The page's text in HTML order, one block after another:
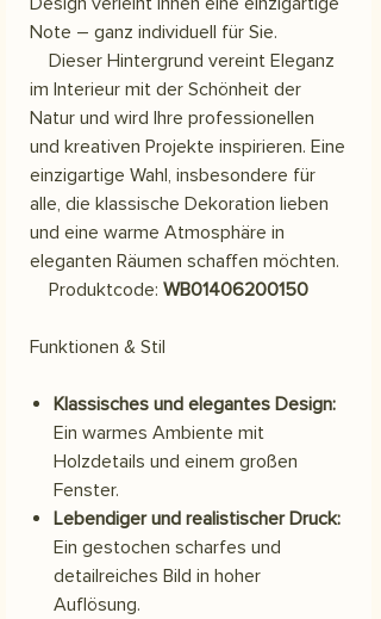
Note – ganz individuell für Sie.
Dieser Hintergrund vereint Eleganz
im Interieur mit der Schönheit der
Natur und wird Ihre professionellen
und kreativen Projekte inspirieren. Eine
einzigartige Wahl, insbesondere für
alle, die klassische Dekoration lieben
und eine warme Atmosphäre in
eleganten Räumen schaffen möchten.
Produktcode: WB01406200150
Funktionen & Stil
Klassisches und elegantes Design:
Ein warmes Ambiente mit
Holzdetails und einem großen
Fenster.
Lebendiger und realistischer Druck:
Ein gestochen scharfes und
detailreiches Bild in hoher
Auflösung.